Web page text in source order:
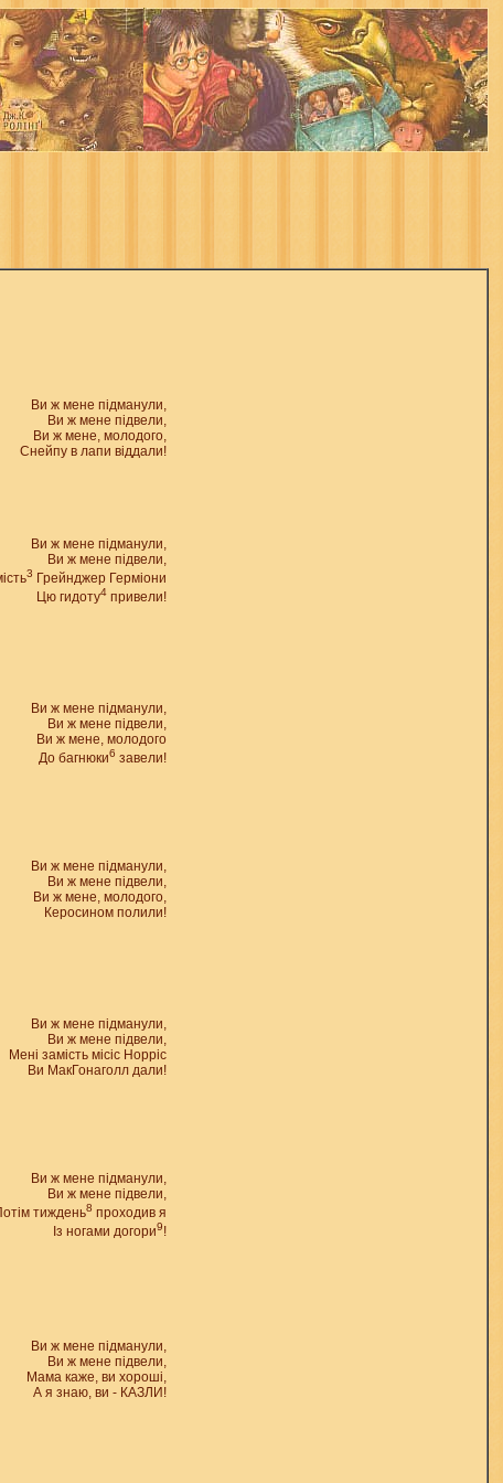
Ви ж мене підманули,
Ви ж мене підвели,
Ви ж мене, молодого,
Снейпу в лапи віддали!
Ви ж мене підманули,
Ви ж мене підвели,
3 Грейнджер Герміони
Цю гидоту4привели!
Ви ж мене підманули,
Ви ж мене підвели,
Ви ж мене, молодого
До багнюки6 завели!
Ви ж мене підманули,
Ви ж мене підвели,
Ви ж мене, молодого,
Керосином полили!
Ви ж мене підманули,
Ви ж мене підвели,
Мені замість місіс Норріс
Ви МакГонаголл дали!
Ви ж мене підманули,
Ви ж мене підвели,
тиждень8 проходив я
Із ногами догори9!
Ви ж мене підманули,
Ви ж мене підвели,
Мама каже, ви хороші,
А я знаю, ви - КАЗЛИ!